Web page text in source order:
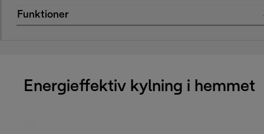
Funktioner
Energieffektiv kylning i hemmet